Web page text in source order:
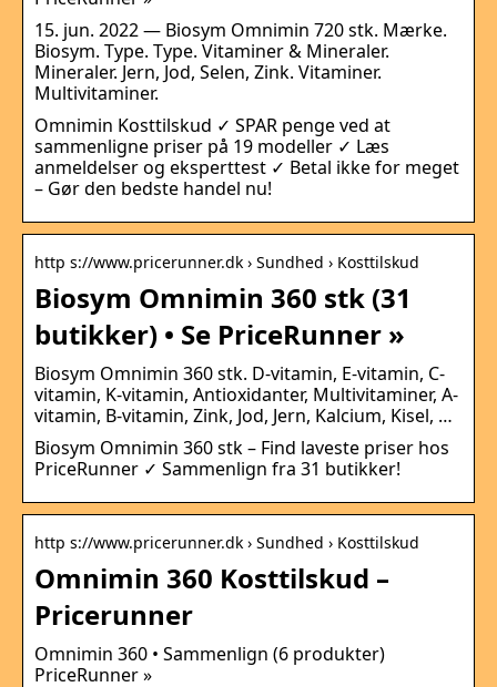
15. jun. 2022 — Biosym Omnimin 720 stk. Mærke.
Biosym. Type. Type. Vitaminer & Mineraler.
Mineraler. Jern, Jod, Selen, Zink. Vitaminer.
Multivitaminer.
Omnimin Kosttilskud ✓ SPAR penge ved at
sammenligne priser på 19 modeller ✓ Læs
anmeldelser og eksperttest ✓ Betal ikke for meget
– Gør den bedste handel nu!
http s://www.pricerunner.dk › Sundhed › Kosttilskud
Biosym Omnimin 360 stk (31
butikker) • Se PriceRunner »
Biosym Omnimin 360 stk. D-vitamin, E-vitamin, C-
vitamin, K-vitamin, Antioxidanter, Multivitaminer, A-
vitamin, B-vitamin, Zink, Jod, Jern, Kalcium, Kisel, …
Biosym Omnimin 360 stk – Find laveste priser hos
PriceRunner ✓ Sammenlign fra 31 butikker!
http s://www.pricerunner.dk › Sundhed › Kosttilskud
Omnimin 360 Kosttilskud –
Pricerunner
Omnimin 360 • Sammenlign (6 produkter)
PriceRunner »